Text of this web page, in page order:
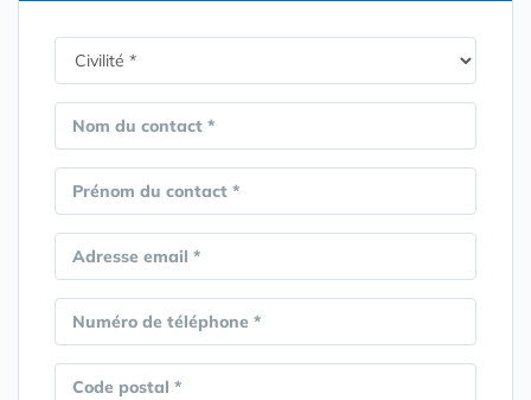
Nom du contact *
Prénom du contact *
Adresse email *
Numéro de téléphone *
Code postal *